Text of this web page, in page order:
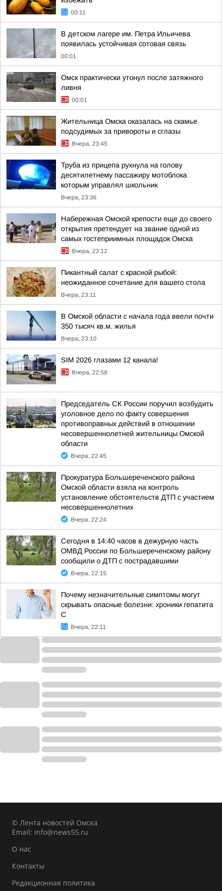
00:11
В детском лагере им. Петра Ильичева
появилась устойчивая сотовая связь
00:01
Омск практически утонул после затяжного
ливня
00:01
Жительница Омска оказалась на скамье
подсудимых за привороты и сглазы
Вчера, 23:45
Труба из прицепа рухнула на голову
десятилетнему пассажиру мотоблока
которым управлял школьник
Вчера, 23:36
Набережная Омской крепости еще до своего
открытия претендует на звание одной из
самых гостеприимных площадок Омска
Вчера, 23:12
Пикантный салат с красной рыбой:
неожиданное сочетание для вашего стола
Вчера, 23:11
В Омской области с начала года ввели почти
350 тысяч кв.м. жилья
Вчера, 23:10
SIM 2026 глазами 12 канала!
Вчера, 22:58
Председатель СК России поручил возбудить
уголовное дело по факту совершения
противоправных действий в отношении
несовершеннолетней жительницы Омской
области
Вчера, 22:45
Прокуратура Большереченского района
Омской области взяла на контроль
установление обстоятельств ДТП с участием
несовершеннолетних
Вчера, 22:24
Сегодня в 14:40 часов в дежурную часть
ОМВД России по Большереченскому району
сообщили о ДТП с пострадавшими
Вчера, 22:15
Почему незначительные симптомы могут
скрывать опасные болезни: хроники гепатита
С
Вчера, 22:11
© Лента новостей Омска
Email: info@news55.ru
О нас
Контакты
Редакционная политика